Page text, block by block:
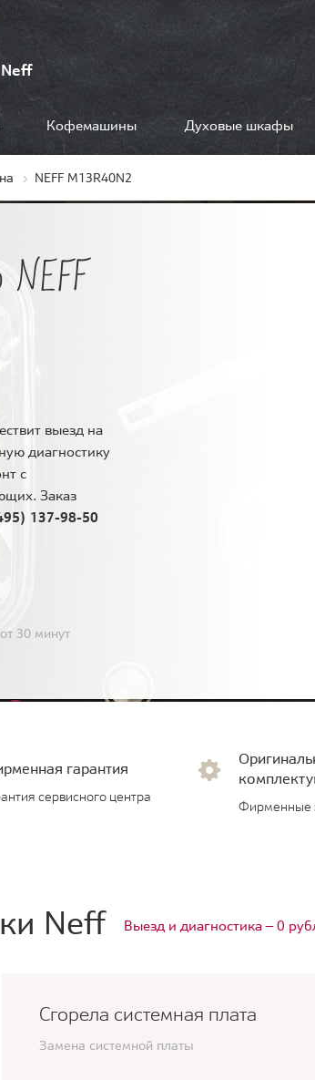
Кофемашины Духовые шкафы
NEFF M13R40N2
выезд на
диагностику
с
Заказ
137-98-50
30 минут
гарантия
сервисного центра
Фирменные
Neff Выезд и диагностика — 0
Сгорела системная плата
Замена системной платы